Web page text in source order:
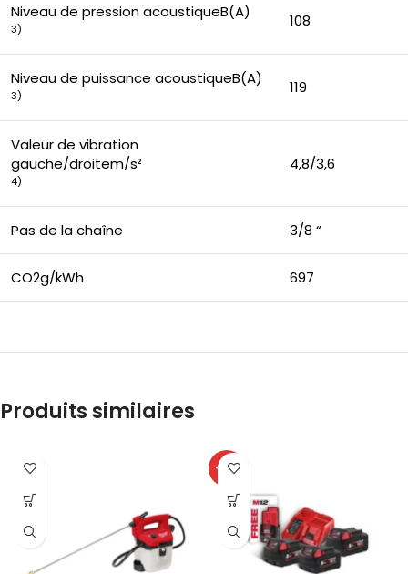
Niveau de pression acoustiqueB(A)
3) 108
Niveau de puissance acoustiqueB(A)
3) 119
Valeur de vibration
gauche/droitem/s²
4)
4,8/3,6
Pas de la chaîne 3/8 “
CO2g/kWh 697
Produits similaires
-61%